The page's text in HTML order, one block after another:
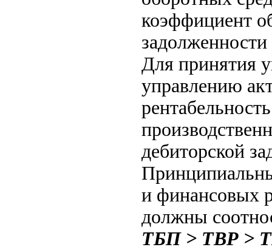
коэффициент
Для принятия
управлению
дебиторской
и финансовых
должны
ТБП > ТВР >